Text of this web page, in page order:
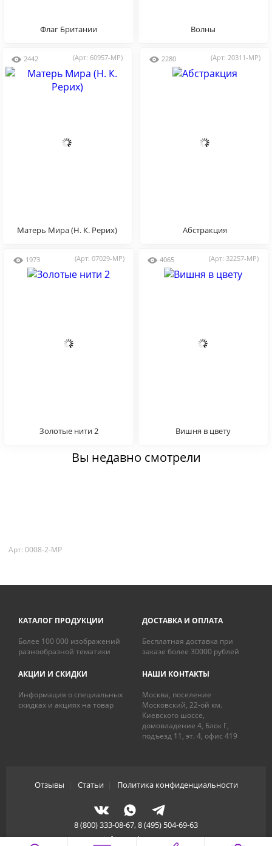
Флаг Британии Волны
2442 (Арт: 60957-MP)
Матерь Мира (Н. К. Рерих)
2280 (Арт: 20311-MP)
Абстракция
1973 (Арт: 07029-MP)
Золотые нити 2
4065 (Арт: 32257-MP)
Вишня в цвету
Вы недавно смотрели
Арт: 0008-2-MP
КАТАЛОГ ПРОДУКЦИИ
Более 100 000 изображений
разнообразной тематики
ДОСТАВКА И ОПЛАТА
Бесплатная доставка при
заказе более 30000 рублей
АКЦИИ И СКИДКИ
Информация о специальных
скидках и акциях на товар
НАШИ КОНТАКТЫ
Москва, поселение
Московский, 22-ой км.
Киевского шоссе,
домовладение 4, Блок Г,
подъезд 11, эт. 4, офис 419
Отзывы Статьи| Политика конфиденциальности
8 (800) 333-08-67, 8 (495) 504-69-63
info@artdecory.ru